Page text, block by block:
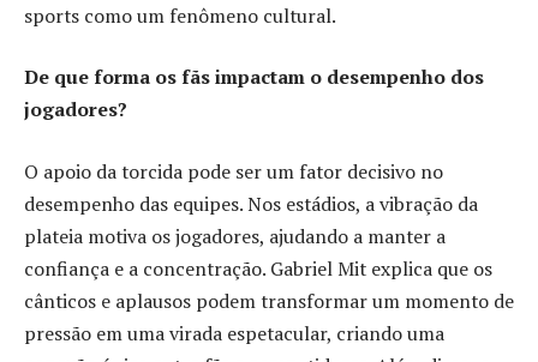
sports como um fenômeno cultural.
De que forma os fãs impactam o desempenho dos
jogadores?
O apoio da torcida pode ser um fator decisivo no
desempenho das equipes. Nos estádios, a vibração da
plateia motiva os jogadores, ajudando a manter a
confiança e a concentração. Gabriel Mit explica que os
cânticos e aplausos podem transformar um momento de
pressão em uma virada espetacular, criando uma